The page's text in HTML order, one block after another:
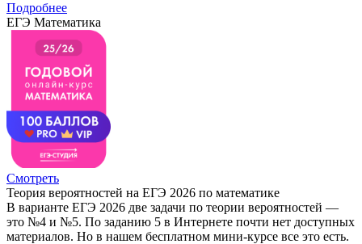
Подробнее
ЕГЭ Математика
Смотреть
Теория вероятностей на ЕГЭ 2026 по математике
В варианте ЕГЭ 2026 две задачи по теории вероятностей —
это №4 и №5. По заданию 5 в Интернете почти нет доступных
материалов. Но в нашем бесплатном мини-курсе все это есть.